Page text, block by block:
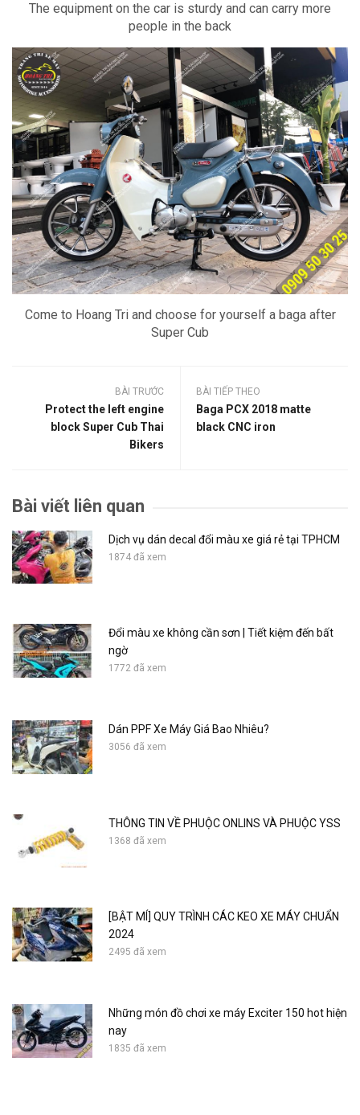
The equipment on the car is sturdy and can carry more
people in the back
Come to Hoang Tri and choose for yourself a baga after
Super Cub
BÀI TRƯỚC
Protect the left engine
block Super Cub Thai
Bikers
BÀI TIẾP THEO
Baga PCX 2018 matte
black CNC iron
Bài viết liên quan
Dịch vụ dán decal đổi màu xe giá rẻ tại TPHCM
1874 đã xem
Đổi màu xe không cần sơn | Tiết kiệm đến bất
ngờ
1772 đã xem
Dán PPF Xe Máy Giá Bao Nhiêu?
3056 đã xem
THÔNG TIN VỀ PHUỘC ONLINS VÀ PHUỘC YSS
1368 đã xem
[BẬT MÍ] QUY TRÌNH CÁC KEO XE MÁY CHUẨN
2024
2495 đã xem
Những món đồ chơi xe máy Exciter 150 hot hiện
nay
1835 đã xem